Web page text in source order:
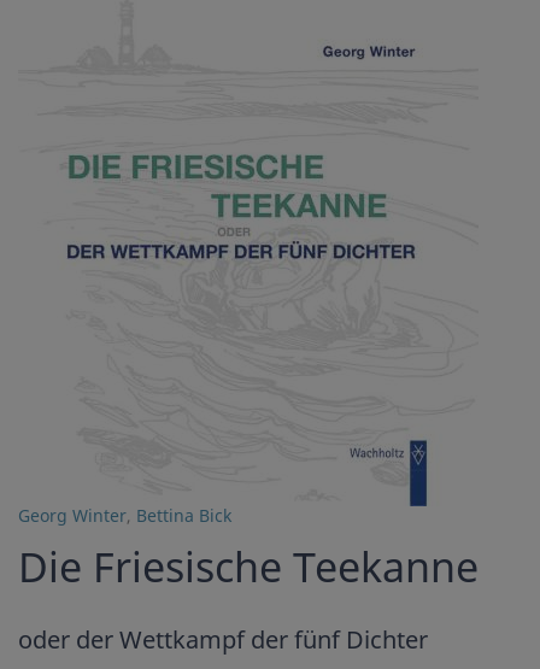
Georg Winter, Bettina Bick
Die Friesische Teekanne
oder der Wettkampf der fünf Dichter